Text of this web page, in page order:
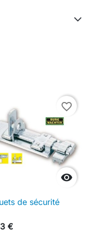

favorite_border
de sécurité
€